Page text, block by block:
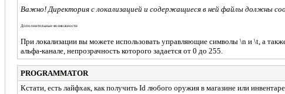
Важно! Директория с локализацией и содержащиеся в ней файлы должны
Дополнительные возможности
При локализации вы можете использовать управляющие символы \n и \t, а
альфа-канале, непрозрачность которого задается от 0 до 255.
PROGRAMMATOR
Кстати, есть лайфхак, как получить Id любого оружия в магазине или инвентаре.